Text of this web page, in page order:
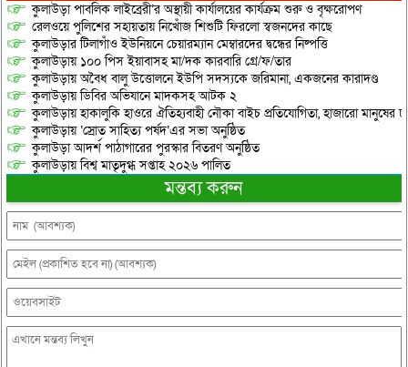
কুলাউড়া পাবলিক লাইব্রেরী’র অস্থায়ী কার্যালয়ের কার্যক্রম শুরু ও বৃক্ষরোপণ
রেলওয়ে পুলিশের সহায়তায় নিখোঁজ শিশুটি ফিরলো স্বজনদের কাছে
কুলাউড়ার টিলাগাঁও ইউনিয়নে চেয়ারম্যান মেম্বারদের দ্বন্ধের নিষ্পত্তি
কুলাউড়ায় ১০০ পিস ইয়াবাসহ মা/দক কারবারি গ্রে/ফ/তার
কুলাউড়ায় অবৈধ বালু উত্তোলনে ইউপি সদস্যকে জরিমানা, একজনের কারাদণ্ড
কুলাউড়ায় ডিবির অভিযানে মাদকসহ আটক ২
কুলাউড়ায় হাকালুকি হাওরে ঐতিহ্যবাহী নৌকা বাইচ প্রতিযোগিতা, হাজারো মানুষের
কুলাউড়ায় ‘স্রোত সাহিত্য পর্ষদ’এর সভা অনুষ্ঠিত
কুলাউড়া আদর্শ পাঠাগারের পুরস্কার বিতরণ অনুষ্ঠিত
কুলাউড়ায় বিশ্ব মাতৃদুগ্ধ সপ্তাহ ২০২৬ পালিত
মন্তব্য করুন